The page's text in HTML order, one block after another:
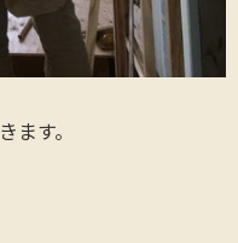
ます。